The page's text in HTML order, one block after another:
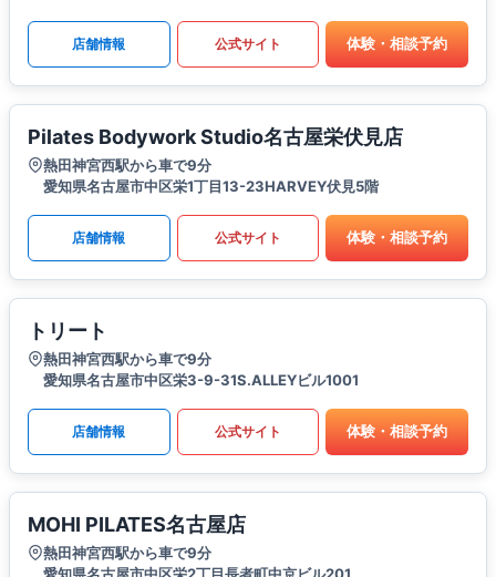
店舗情報 公式サイト 体験・相談予約
Pilates Bodywork Studio名古屋栄伏見店
熱田神宮西駅から車で9分
愛知県名古屋市中区栄1丁目13-23HARVEY伏見5階
店舗情報 公式サイト 体験・相談予約
トリート
熱田神宮西駅から車で9分
愛知県名古屋市中区栄3-9-31S.ALLEYビル1001
店舗情報 公式サイト 体験・相談予約
MOHI PILATES名古屋店
熱田神宮西駅から車で9分
愛知県名古屋市中区栄2丁目長者町中京ビル201